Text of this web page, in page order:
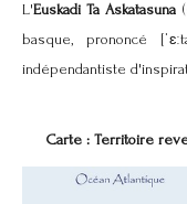
L'Euskadi Ta Askatasuna
basque, prononcé
indépendantiste
Carte : Territoire